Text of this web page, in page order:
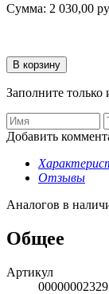
Сумма: 2 030,00
Заполните только
Добавить
Отзывы
Аналогов в
Общее
Артикул
00000002329